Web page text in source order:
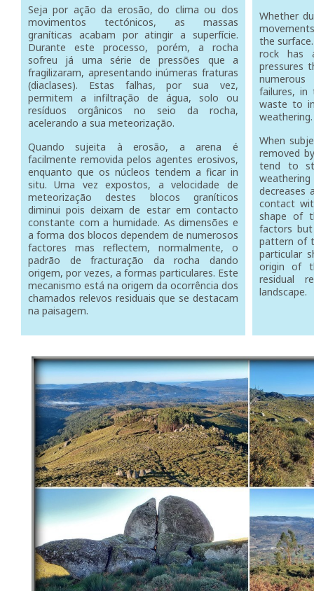
Seja por ação da erosão, do clima ou dos
movimentos tectónicos, as massas
graníticas acabam por atingir a superfície.
Durante este processo, porém, a rocha
sofreu já uma série de pressões que a
fragilizaram, apresentando inúmeras fraturas
(diaclases). Estas falhas, por sua vez,
permitem a infiltração de água, solo ou
resíduos orgânicos no seio da rocha,
acelerando a sua meteorização.
Quando sujeita à erosão, a arena é
facilmente removida pelos agentes erosivos,
enquanto que os núcleos tendem a ficar in
situ. Uma vez expostos, a velocidade de
meteorização destes blocos graníticos
diminui pois deixam de estar em contacto
constante com a humidade. As dimensões e
a forma dos blocos dependem de numerosos
factores mas reflectem, normalmente, o
padrão de fracturação da rocha dando
origem, por vezes, a formas particulares. Este
mecanismo está na origem da ocorrência dos
chamados relevos residuais que se destacam
na paisagem.
Whether
the
rock has
pressures
failures, in
waste to
When
removed
tend to
decreases
contact
shape of
factors
pattern of
particular
origin of
residual
landscape.